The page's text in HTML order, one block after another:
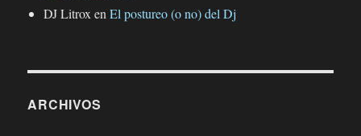
DJ Litrox enEl postureo (o no) del Dj
ARCHIVOS